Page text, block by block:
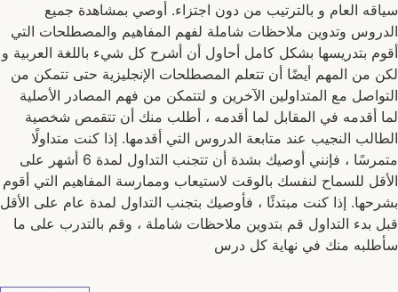
سياقه العام و بالترتيب من دون اجتزاء. أوصي بمشاهدة جميع
الدروس وتدوين ملاحظات شاملة لفهم المفاهيم والمصطلحات التي
أقوم بتدريسها بشكل كامل أحاول أن أشرح كل شيء باللغة العربية و
لكن من المهم أيضًا أن تتعلم المصطلحات الإنجليزية حتى تتمكن من
التواصل مع المتداولين الآخرين و لتتمكن من فهم المصادر الأصلية
لما أقدمه في المقابل لما أقدمه ، أطلب منك أن تتقمص شخصية
الطالب النجيب عند متابعة الدروس التي أقدمها. إذا كنت متداولًا
متمرسًا ، فإنني أوصيك بشدة أن تتجنب التداول لمدة 6 أشهر على
الأقل للسماح لنفسك بالوقت لاستيعاب وممارسة المفاهيم التي أقوم
بشرحها. إذا كنت مبتدئًا ، فأوصيك بتجنب التداول لمدة عام على الأقل
قبل بدء التداول قم بتدوين ملاحظات شاملة ، وقم بالتدرب على ما
سأطلبه منك في نهاية كل درس